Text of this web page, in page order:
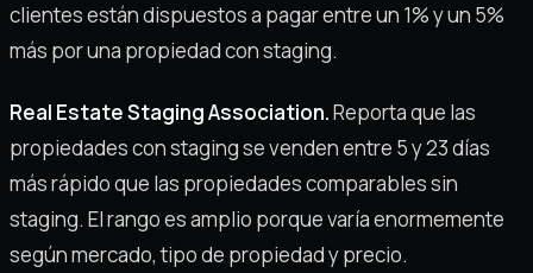
clientes están dispuestos a pagar entre un 1% y un 5%
más por una propiedad con staging.
Real Estate Staging Association.Reporta que las
propiedades con staging se venden entre 5 y 23 días
más rápido que las propiedades comparables sin
staging. El rango es amplio porque varía enormemente
según mercado, tipo de propiedad y precio.